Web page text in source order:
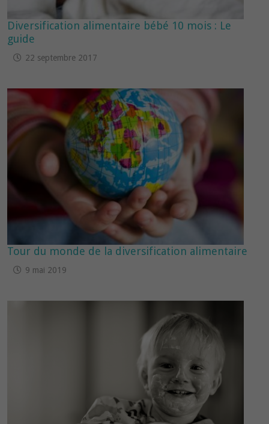
Diversification alimentaire bébé 10 mois : Le
guide
22 septembre 2017
Tour du monde de la diversification alimentaire
9 mai 2019